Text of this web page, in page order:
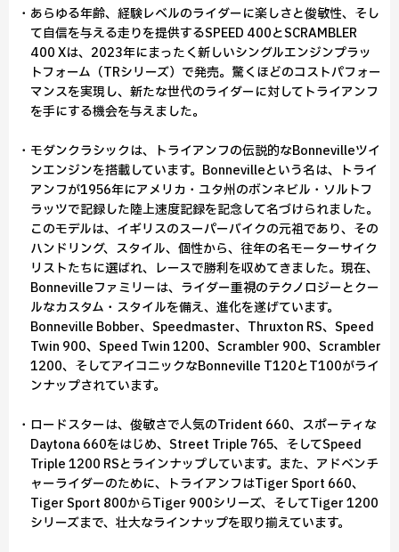
・あらゆる年齢、経験レベルのライダーに楽しさと俊敏性、そし
て自信を与える走りを提供するSPEED 400とSCRAMBLER
400 Xは、2023年にまったく新しいシングルエンジンプラッ
トフォーム（TRシリーズ）で発売。驚くほどのコストパフォー
マンスを実現し、新たな世代のライダーに対してトライアンフ
を手にする機会を与えました。
・モダンクラシックは、トライアンフの伝説的なBonnevilleツイ
ンエンジンを搭載しています。Bonnevilleという名は、トライ
アンフが1956年にアメリカ・ユタ州のボンネビル・ソルトフ
ラッツで記録した陸上速度記録を記念して名づけられました。
このモデルは、イギリスのスーパーバイクの元祖であり、その
ハンドリング、スタイル、個性から、往年の名モーターサイク
リストたちに選ばれ、レースで勝利を収めてきました。現在、
Bonnevilleファミリーは、ライダー重視のテクノロジーとクー
ルなカスタム・スタイルを備え、進化を遂げています。
Bonneville Bobber、Speedmaster、Thruxton RS、Speed
Twin 900、Speed Twin 1200、Scrambler 900、Scrambler
1200、そしてアイコニックなBonneville T120とT100がライ
ンナップされています。
・ロードスターは、俊敏さで人気のTrident 660、スポーティな
Daytona 660をはじめ、Street Triple 765、そしてSpeed
Triple 1200 RSとラインナップしています。また、アドベンチ
ャーライダーのために、トライアンフはTiger Sport 660、
Tiger Sport 800からTiger 900シリーズ、そしてTiger 1200
シリーズまで、壮大なラインナップを取り揃えています。